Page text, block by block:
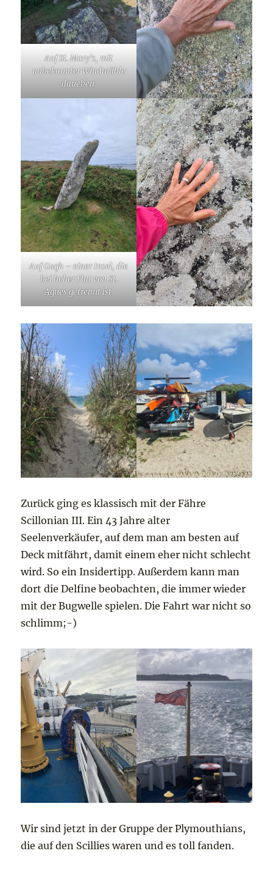
Auf St. Mary’s, mit
unbekannter Windmühle
daneben.
Auf Gugh – einer Insel, die
bei hoher Flut von St.
Agnes getrennt ist.
Zurück ging es klassisch mit der Fähre
Scillonian III. Ein 43 Jahre alter
Seelenverkäufer, auf dem man am besten auf
Deck mitfährt, damit einem eher nicht schlecht
wird. So ein Insidertipp. Außerdem kann man
dort die Delfine beobachten, die immer wieder
mit der Bugwelle spielen. Die Fahrt war nicht so
schlimm;-)
Wir sind jetzt in der Gruppe der Plymouthians,
die auf den Scillies waren und es toll fanden.